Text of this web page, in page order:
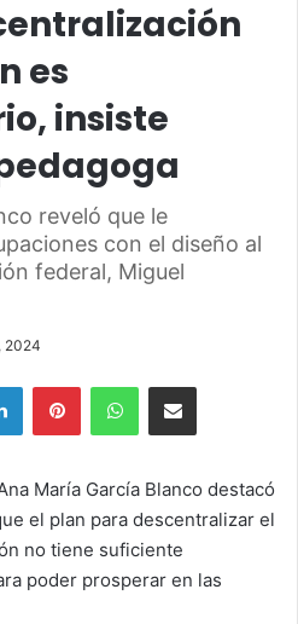
es
insiste
reveló que le
con el diseño al
federal, Miguel
2024
LinkedInPinterestWhatsAppShare via Email
María García Blanco destacó
el plan para descentralizar el
no tiene suficiente
poder prosperar en las